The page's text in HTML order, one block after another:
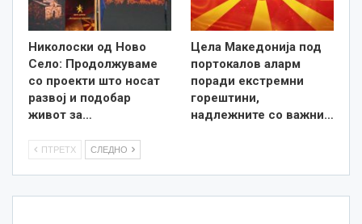
Николоски од Ново
Село: Продолжуваме
со проекти што носат
развој и подобар
живот за…
Цела Македонија под
портокалов аларм
поради екстремни
горештини,
надлежните со важни…
ПТРЕТХ СЛЕДНО